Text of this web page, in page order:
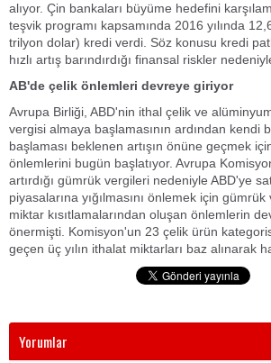
alıyor. Çin bankaları büyüme hedefini
teşvik programı kapsamında 2016 yılında
trilyon dolar) kredi verdi. Söz konusu kredi
hızlı artış barındırdığı finansal riskler
AB'de çelik önlemleri devreye giriyor
Avrupa Birliği, ABD'nin ithal çelik ve
vergisi almaya başlamasının ardından kendi
başlaması beklenen artışın önüne geçmek
önlemlerini bugün başlatıyor. Avrupa
artırdığı gümrük vergileri nedeniyle ABD'ye
piyasalarına yığılmasını önlemek için
miktar kısıtlamalarından oluşan önlemlerin
önermişti. Komisyon'un 23 çelik ürün
geçen üç yılın ithalat miktarları baz alınarak
Yorumlar